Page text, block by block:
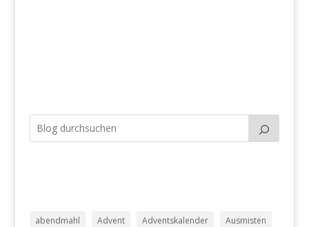
abendmahl Advent Adventskalender
Ausmisten